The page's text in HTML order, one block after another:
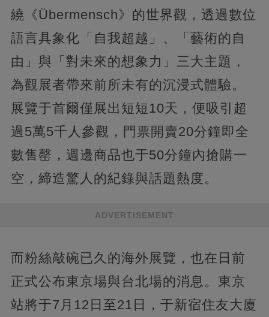
繞《Übermensch》的世界觀，透過數位
語言具象化「自我超越」、「藝術的自
由」與「對未來的想象力」三大主題，
為觀展者帶來前所未有的沉浸式體驗。
展覽于首爾僅展出短短10天，便吸引超
過5萬5千人參觀，門票開賣20分鐘即全
數售罄，週邊商品也于50分鐘內搶購一
空，締造驚人的紀錄與話題熱度。
ADVERTISEMENT
而粉絲敲碗已久的海外展覽，也在日前
正式公布東京場與台北場的消息。東京
站將于7月12日至21日，于新宿住友大廈